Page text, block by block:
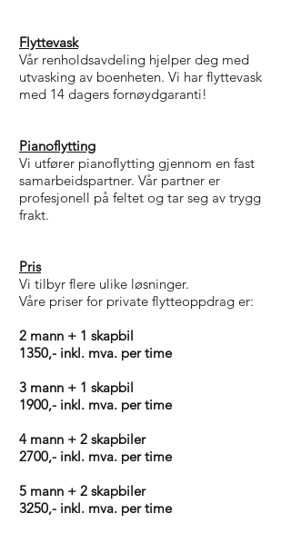
Flyttevask
Vår renholdsavdeling hjelper deg med
utvasking av boenheten. Vi har flyttevask
med 14 dagers fornøydgaranti!
Pianoflytting
Vi utfører pianoflytting gjennom en fast
samarbeidspartner. Vår partner er
profesjonell på feltet og tar seg av trygg
frakt.
Pris
Vi tilbyr flere ulike løsninger.
Våre priser for private flytteoppdrag er:
2 mann + 1 skapbil
1350,- inkl. mva. per time
3 mann + 1 skapbil
1900,- inkl. mva. per time
4 mann + 2 skapbiler
2700,- inkl. mva. per time
5 mann + 2 skapbiler
3250,- inkl. mva. per time